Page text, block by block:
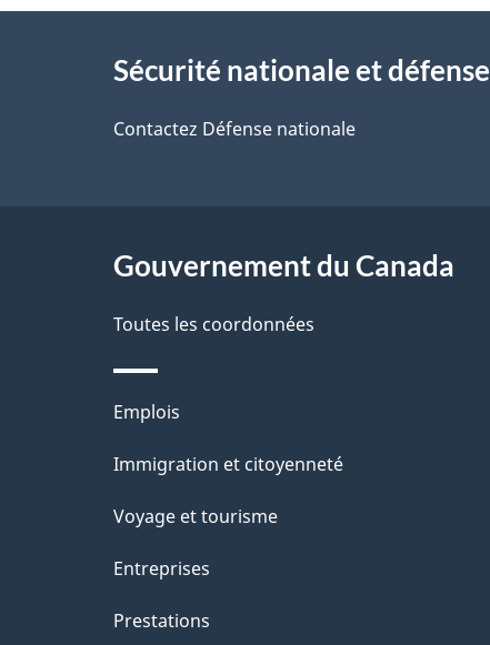
a
p
a
v
o
é
t
r
o
a
t
i
o
proposSécurité nationale et défense
Contactez Défense nationale
Gouvernement du Canada
Toutes les coordonnées
Thèmes
et
Emplois
Immigration et citoyenneté
Voyage et tourisme
Entreprises
Prestations